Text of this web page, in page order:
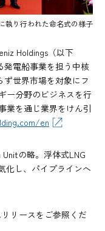
執り行われた命名式の様子
Holdings（以下
発電船事業を担う中核
世界市場を対象にフ
ー分野のビジネスを行
業を通じ業界をけん引
en
の略。浮体式LNG
化し、パイプラインへ
リースをご参照くだ